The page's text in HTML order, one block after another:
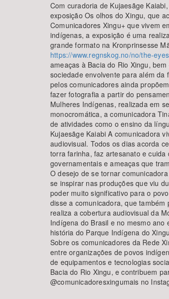
Área de Levantamento
Com curadoria de Kujaesãge
exposição Os olhos do Xingu, que
Comunicadores Xingu+ que vivem
indígenas, a exposição é uma
grande formato na Kronprinsesse
https://www.regnskog.no/no/the-
ameaças à Bacia do Rio Xingu,
sociedade envolvente para além
pelos comunicadores ainda
fazer fotografia a partir do
Mulheres Indígenas, realizada em
monocromática, a comunicadora
de atividades como o ensino da
Kujaesãge Kaiabi A comunicadora
audiovisual. Todos os dias acorda
torra farinha, faz artesanato e
governamentais e ameaças que
O desejo de se tornar
se inspirar nas produções que viu
poder muito significativo para o
disse a comunicadora, que
realiza a cobertura audiovisual da
Indígena do Brasil e no mesmo
história do Parque Indígena do
Sobre os comunicadores da Rede
entre organizações de povos
de equipamentos e tecnologias
Bacia do Rio Xingu, e contribuem
@comunicadoresxingumais no